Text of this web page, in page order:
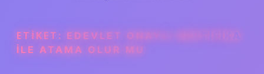
ETIKET: EDEVLET ONAYLI SERTIFIKA
ILE ATAMA OLUR MU